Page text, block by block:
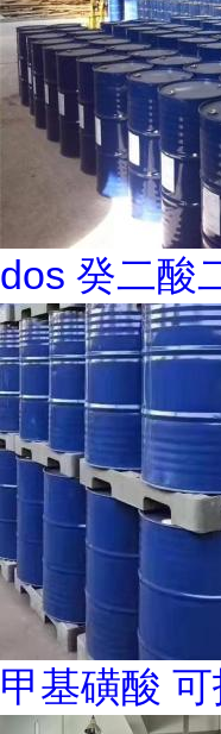
dos 癸二酸
甲基磺酸